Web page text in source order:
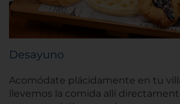
Desayuno
Acomódate plácidamente en tu
llevemos la comida allí